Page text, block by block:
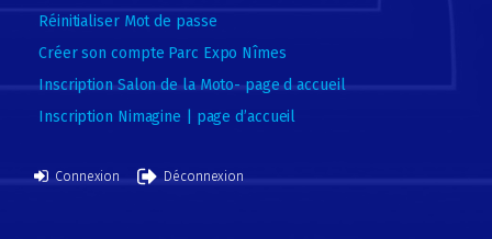
Réinitialiser Mot de passe
Créer son compte Parc Expo Nîmes
Inscription Salon de la Moto- page d accueil
Inscription Nimagine | page d’accueil
Connexion Déconnexion